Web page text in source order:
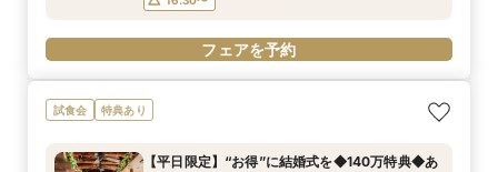
フェアを予約
試食会 特典あり
【平日限定】“お得”に結婚式を◆140万特典◆あ